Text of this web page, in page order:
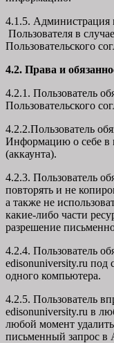
4.1.5. Администрация
Пользователя в
Пользовательского
4.2. Права и
4.2.1. Пользователь
Пользовательского
4.2.2.Пользователь
Информацию о себе в
(аккаунта).
4.2.3. Пользователь
повторять и не
а также не
какие-либо части
разрешение
4.2.4. Пользователь
edisonuniversity.ru под
одного компьютера.
4.2.5. Пользователь
edisonuniversity.ru в
любой момент
письменный запрос в